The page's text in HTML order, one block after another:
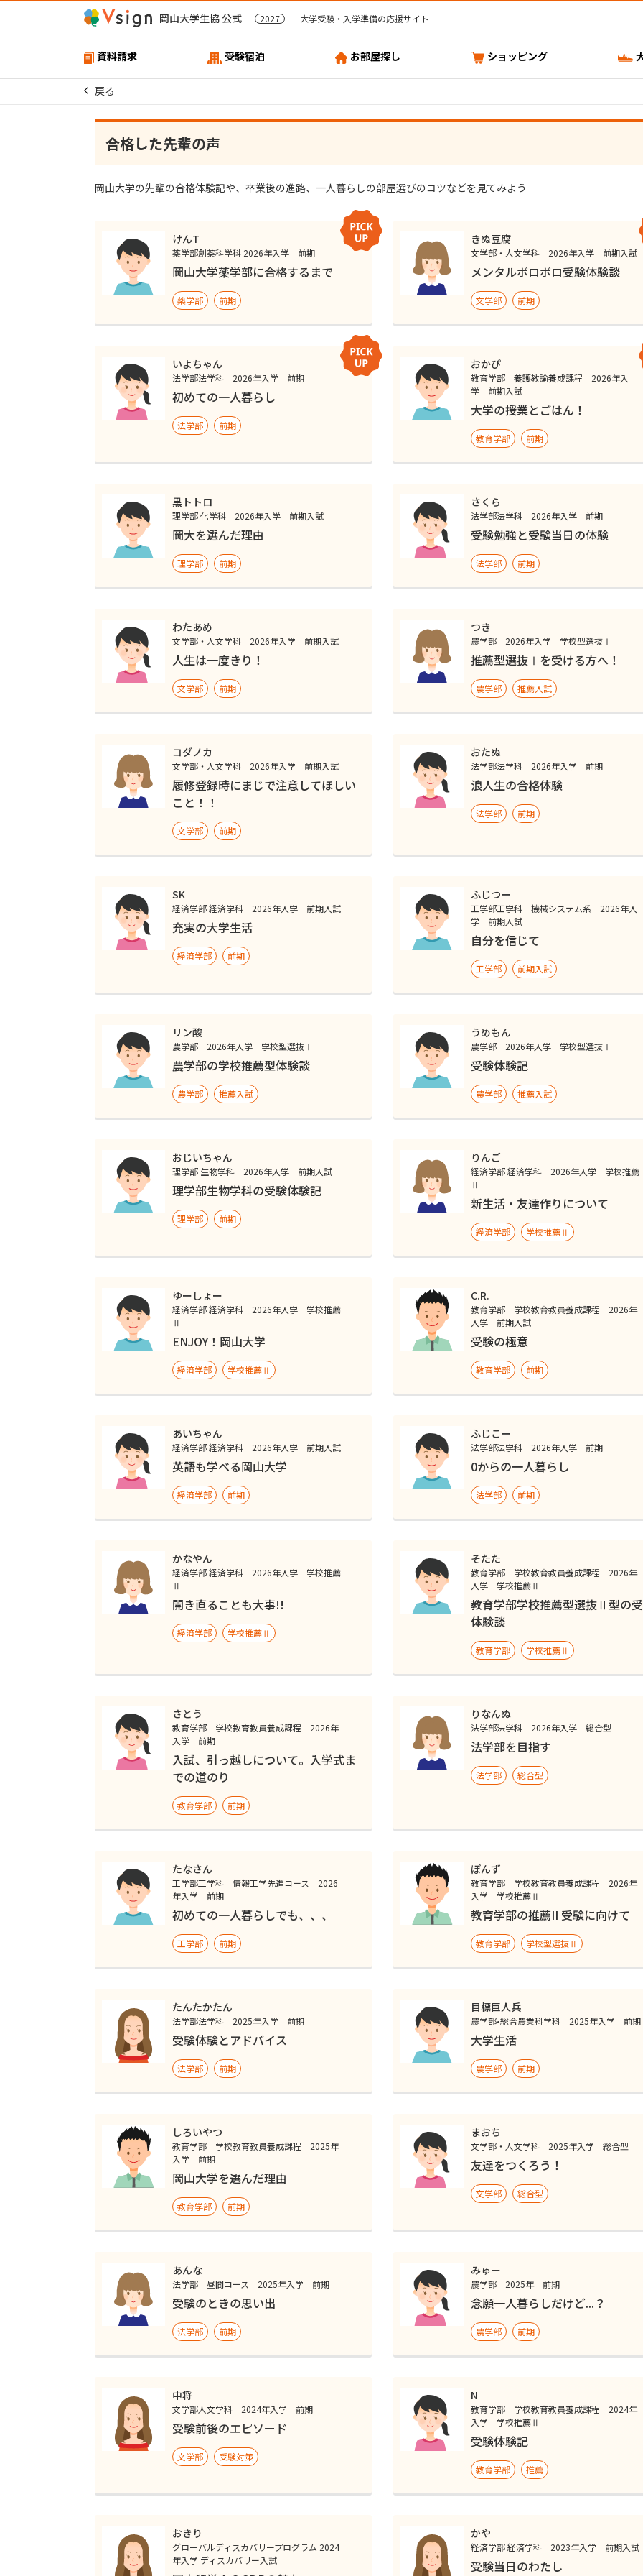
岡山大学生協 公式 2027 大学受験・入学準備の応援サイト
資料請求 受験宿泊 お部屋探し ショッピング
戻る
合格した先輩の声
岡山大学の先輩の合格体験記や、卒業後の進路、一人暮らしの部屋選びのコツなどを見てみよう
けんT
薬学部創薬科学科 2026年入学 前期
岡山大学薬学部に合格するまで
薬学部 前期
きぬ豆腐
文学部・人文学科 2026年入学 前期入試
メンタルボロボロ受験体験談
文学部 前期
いよちゃん
法学部法学科 2026年入学 前期
初めての一人暮らし
法学部 前期
おかぴ
教育学部 養護教諭養成課程 2026年入
学 前期入試
大学の授業とごはん！
教育学部 前期
黒トトロ
理学部 化学科 2026年入学 前期入試
岡大を選んだ理由
理学部 前期
さくら
法学部法学科 2026年入学 前期
受験勉強と受験当日の体験
法学部 前期
わたあめ
文学部・人文学科 2026年入学 前期入試
人生は一度きり！
文学部 前期
つき
農学部 2026年入学 学校型選抜Ⅰ
推薦型選抜Ⅰを受ける方へ！
農学部 推薦入試
コダノカ
文学部・人文学科 2026年入学 前期入試
履修登録時にまじで注意してほしい
こと！！
文学部 前期
おたぬ
法学部法学科 2026年入学 前期
浪人生の合格体験
法学部 前期
SK
経済学部 経済学科 2026年入学 前期入試
充実の大学生活
経済学部 前期
ふじつー
工学部工学科 機械システム系 2026年入
学 前期入試
自分を信じて
工学部 前期入試
リン酸
農学部 2026年入学 学校型選抜Ⅰ
農学部の学校推薦型体験談
農学部 推薦入試
うめもん
農学部 2026年入学 学校型選抜Ⅰ
受験体験記
農学部 推薦入試
おじいちゃん
理学部 生物学科 2026年入学 前期入試
理学部生物学科の受験体験記
理学部 前期
りんご
経済学部 経済学科 2026年入学 学校推薦
Ⅱ
新生活・友達作りについて
経済学部 学校推薦Ⅱ
ゆーしょー
経済学部 経済学科 2026年入学 学校推薦
Ⅱ
ENJOY！岡山大学
経済学部 学校推薦Ⅱ
C.R.
教育学部 学校教育教員養成課程 2026年
入学 前期入試
受験の極意
教育学部 前期
あいちゃん
経済学部 経済学科 2026年入学 前期入試
英語も学べる岡山大学
経済学部 前期
ふじこー
法学部法学科 2026年入学 前期
0からの一人暮らし
法学部 前期
かなやん
経済学部 経済学科 2026年入学 学校推薦
Ⅱ
開き直ることも大事!!
経済学部 学校推薦Ⅱ
そたた
教育学部 学校教育教員養成課程 2026年
入学 学校推薦Ⅱ
教育学部学校推薦型選抜Ⅱ型の
体験談
教育学部 学校推薦Ⅱ
さとう
教育学部 学校教育教員養成課程 2026年
入学 前期
入試、引っ越しについて。入学式ま
での道のり
教育学部 前期
りなんぬ
法学部法学科 2026年入学 総合型
法学部を目指す
法学部 総合型
たなさん
工学部工学科 情報工学先進コース 2026
年入学 前期
初めての一人暮らしでも、、、
工学部 前期
ぽんず
教育学部 学校教育教員養成課程 2026年
入学 学校推薦Ⅱ
教育学部の推薦II 受験に向けて
教育学部 学校型選抜Ⅱ
たんたかたん
法学部法学科 2025年入学 前期
受験体験とアドバイス
法学部 前期
目標巨人兵
農学部•総合農業科学科 2025年入学 前期
大学生活
農学部 前期
しろいやつ
教育学部 学校教育教員養成課程 2025年
入学 前期
岡山大学を選んだ理由
教育学部 前期
まおち
文学部・人文学科 2025年入学 総合型
友達をつくろう！
文学部 総合型
あんな
法学部 昼間コース 2025年入学 前期
受験のときの思い出
法学部 前期
みゅー
農学部 2025年 前期
念願一人暮らしだけど...？
農学部 前期
中将
文学部人文学科 2024年入学 前期
受験前後のエピソード
文学部 受験対策
N
教育学部 学校教育教員養成課程 2024年
入学 学校推薦Ⅱ
受験体験記
教育学部 推薦
おきり
グローバルディスカバリープログラム 2024
年入学 ディスカバリー入試
かや
経済学部 経済学科 2023年入学 前期入試
受験当日のわたし